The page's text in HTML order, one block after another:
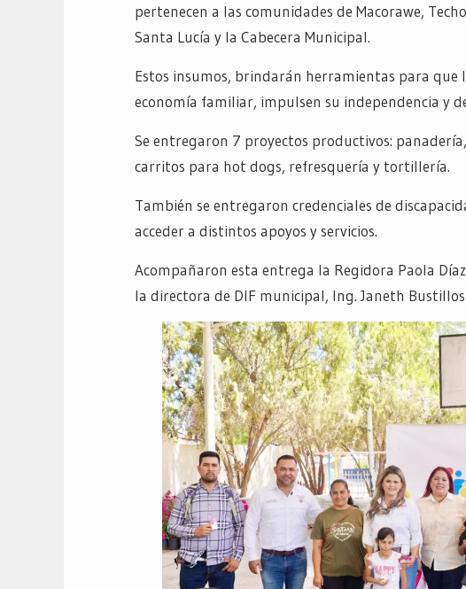
pertenecen a las comunidades de Macorawe,
Santa Lucía y la Cabecera Municipal.
Estos insumos, brindarán herramientas para que
economía familiar, impulsen su independencia y
Se entregaron 7 proyectos productivos:
carritos para hot dogs, refresquería y tortillería.
También se entregaron credenciales de
acceder a distintos apoyos y servicios.
Acompañaron esta entrega la Regidora Paola
la directora de DIF municipal, Ing. Janeth